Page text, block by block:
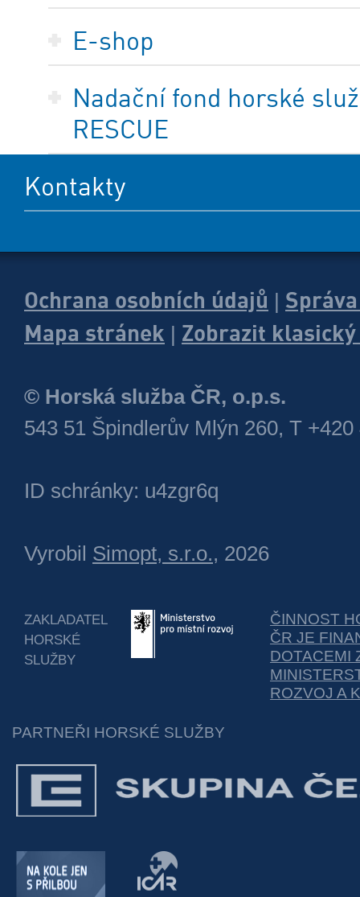
E-shop
Nadační fond horské
RESCUE
Kontakty
Ochrana osobních údajů
Mapa stránek
Zobrazit
© Horská služba ČR, o.p.s.
543 51 Špindlerův Mlýn 260, T +420
ID schránky: u4zgr6q
Vyrobil Simopt, s.r.o., 2026
ZAKLADATEL
HORSKÉ
SLUŽBY
ČINNOST
ČR JE
DOTACEMI
ROZVOJ A
PARTNEŘI HORSKÉ SLUŽBY